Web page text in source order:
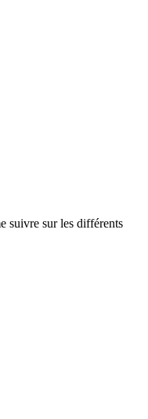
suivre sur les différents